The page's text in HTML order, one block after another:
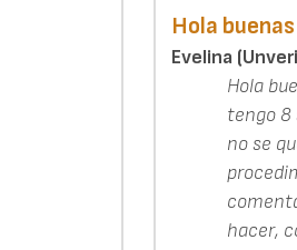
Hola
Evelina
Hola
tengo 8
no se
hacer,